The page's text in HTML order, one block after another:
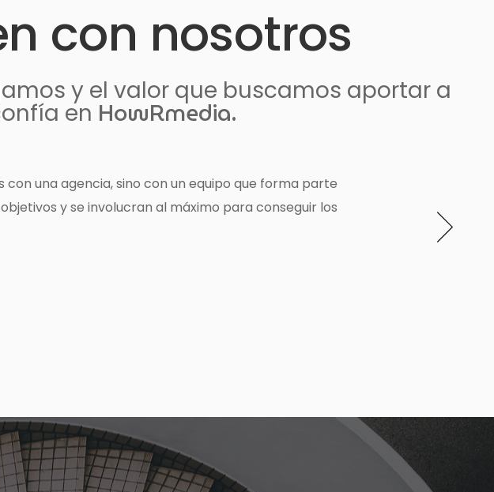
con nosotros
y el valor que buscamos aportar a
en HowRmedia.
a la medida de tus necesidades»